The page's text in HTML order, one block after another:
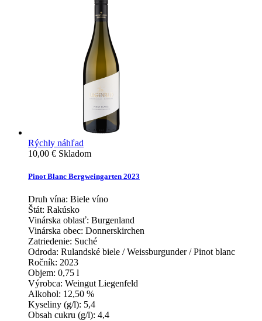
Rýchly náhľad
10,00 € Skladom
Pinot Blanc Bergweingarten 2023
Druh vína: Biele víno
Štát: Rakúsko
Vinárska oblasť: Burgenland
Vinárska obec: Donnerskirchen
Zatriedenie: Suché
Odroda: Rulandské biele / Weissburgunder / Pinot blanc
Ročník: 2023
Objem: 0,75 l
Výrobca: Weingut Liegenfeld
Alkohol: 12,50 %
Kyseliny (g/l): 5,4
Obsah cukru (g/l): 4,4